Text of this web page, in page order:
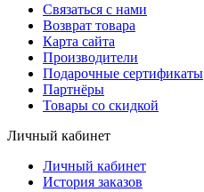
Связаться с нами
Возврат товара
Карта сайта
Производители
Подарочные сертификаты
Партнёры
Товары со скидкой
Личный кабинет
Личный кабинет
История заказов